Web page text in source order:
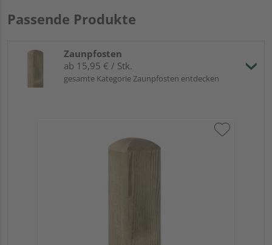
Passende Produkte
Zaunpfosten
ab 15,95 € / Stk.
gesamte Kategorie Zaunpfosten entdecken